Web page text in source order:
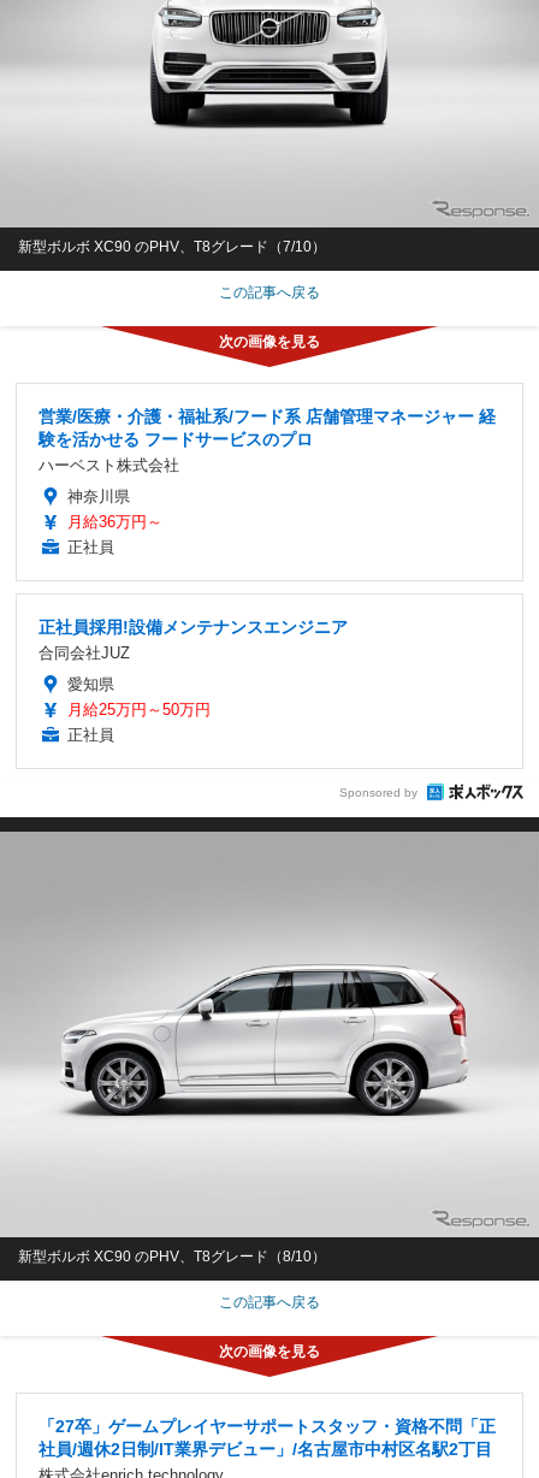
新型ボルボ XC90 のPHV、T8グレード（7/10）
この記事へ戻る
営業/医療・介護・福祉系/フード系 店舗管理マネージャー 経
験を活かせる フードサービスのプロ
ハーベスト株式会社
神奈川県
月給36万円～
正社員
正社員採用!設備メンテナンスエンジニア
合同会社JUZ
愛知県
月給25万円～50万円
正社員
Sponsored by
新型ボルボ XC90 のPHV、T8グレード（8/10）
この記事へ戻る
「27卒」ゲームプレイヤーサポートスタッフ・資格不問「正
社員/週休2日制/IT業界デビュー」/名古屋市中村区名駅2丁目